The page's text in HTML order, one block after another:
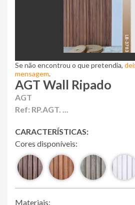
Catálogos
Portfólio
Sobre
Se não encontrou o que pretendia,
mensagem.
AGT Wall Ripado
AGT
Ref: RP.AGT. ...
CARACTERÍSTICAS:
Cores disponíveis:
Materiais: